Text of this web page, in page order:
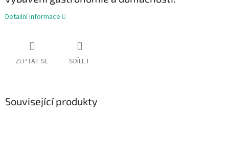
Detailní informace
ZEPTAT SE SDÍLET
Související produkty